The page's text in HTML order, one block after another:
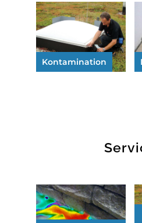
Kontamination